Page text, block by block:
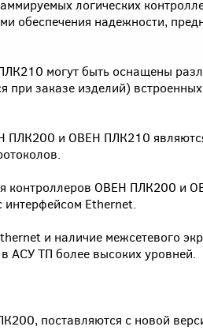
логических
обеспечения надежности,
могут быть оснащены
заказе изделий)
ПЛК200 и ОВЕН ПЛК210
контроллеров ОВЕН ПЛК200 и
Ethernet.
и наличие межсетевого
АСУ ТП более высоких уровней.
поставляются с новой